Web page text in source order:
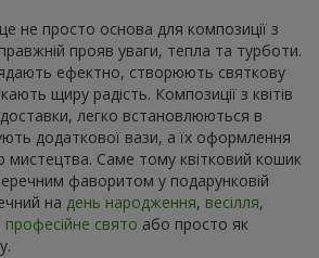
не просто основа для композиції з
прояв уваги, тепла та турботи.
ефектно, створюють святкову
щиру радість. Композиції з квітів
легко встановлюються в
додаткової вази, а їх оформлення
мистецтва. Саме тому квітковий кошик
фаворитом у подарунковій
на день народження, весілля,
професійне свято або просто як